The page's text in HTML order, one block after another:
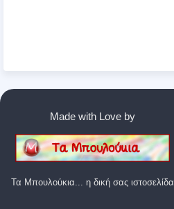
Made with Love by
Τα Μπουλούκια... η δική σας ιστοσελίδα